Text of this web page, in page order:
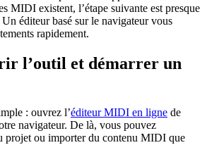
MIDI existent, l’étape suivante est presque
éditeur basé sur le navigateur vous
rapidement.
l’outil et démarrer un
: ouvrez l’éditeur MIDI en ligne de
navigateur. De là, vous pouvez
projet ou importer du contenu MIDI que